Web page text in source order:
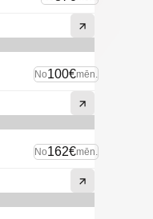
No100€mēn.
No162€mēn.